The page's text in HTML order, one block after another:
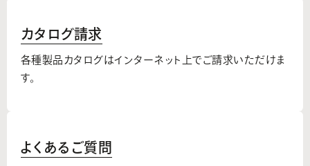
カタログ請求
各種製品カタログはインターネット上でご請求いただけま
す。
よくあるご質問